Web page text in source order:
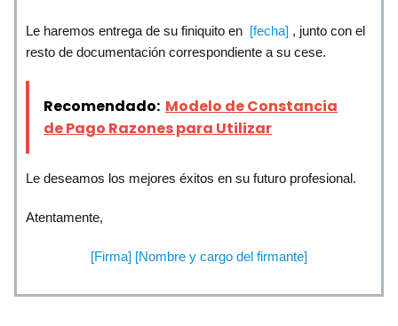
Le haremos entrega de su finiquito en [fecha] , junto con el
resto de documentación correspondiente a su cese.
Recomendado: Modelo de Constancia
de Pago Razones para Utilizar
Le deseamos los mejores éxitos en su futuro profesional.
Atentamente,
[Firma] [Nombre y cargo del firmante]